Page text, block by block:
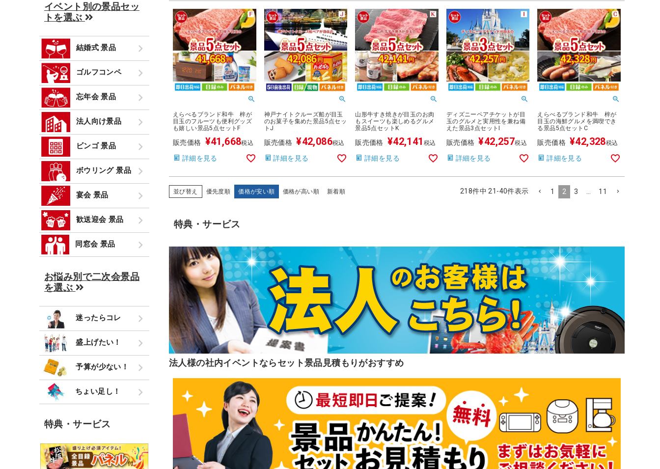
イベント別の景品セッ
トを選ぶ
結婚式 景品
ゴルフコンペ
忘年会 景品
法人向け景品
ビンゴ 景品
ボウリング 景品
宴会 景品
歓送迎会 景品
同窓会 景品
お悩み別で二次会景品
を選ぶ
迷ったらコレ
盛上げたい！
予算が少ない！
ちょい足し！
特典・サービス
えらべるブランド和牛 梓が
目玉のフルーツも便利グッズ
も嬉しい景品5点セットF
販売価格 ¥41,668税込
詳細を見る
神戸ナイトクルーズ船が目玉
のお菓子を集めた景品5点セッ
トJ
販売価格 ¥42,086税込
詳細を見る
山形牛すき焼きが目玉のお肉
もスイーツも楽しめるグルメ
景品5点セットK
販売価格 ¥42,141 税込
詳細を見る
ディズニーペアチケットが目
玉のグルメと実用性を兼ね備
えた景品3点セットI
販売価格 ¥42,257税込
詳細を見る
えらべるブランド和牛 梓が
目玉の海鮮グルメを満喫でき
る景品5点セットC
販売価格 ¥42,328税込
詳細を見る
並び替え 優先度順 価格が安い順 価格が高い順 新着順 218件中 21 -40件表示 1 2 3 11
特典・サービス
法人様の社内イベントならセット景品見積もりがおすすめ